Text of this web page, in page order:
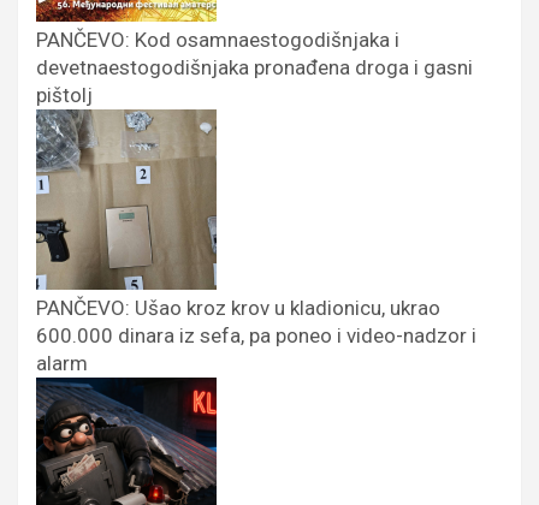
PANČEVO: Kod osamnaestogodišnjaka i
devetnaestogodišnjaka pronađena droga i gasni
pištolj
PANČEVO: Ušao kroz krov u kladionicu, ukrao
600.000 dinara iz sefa, pa poneo i video-nadzor i
alarm